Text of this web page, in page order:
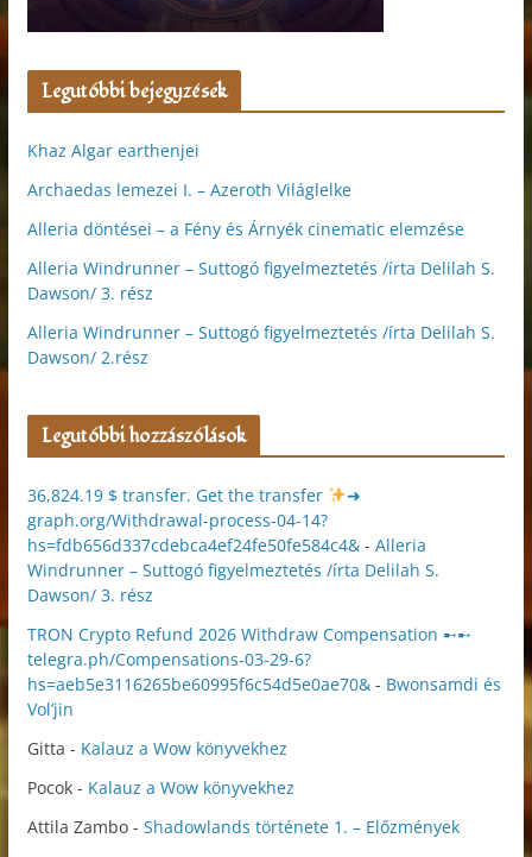
Legutóbbi bejegyzések
Khaz Algar earthenjei
Archaedas lemezei I. – Azeroth Világlelke
Alleria döntései – a Fény és Árnyék cinematic elemzése
Alleria Windrunner – Suttogó figyelmeztetés /írta Delilah S.
Dawson/ 3. rész
Alleria Windrunner – Suttogó figyelmeztetés /írta Delilah S.
Dawson/ 2.rész
Legutóbbi hozzászólások
36,824.19 $ transfer. Get the transfer
➜
graph.org/Withdrawal-process-04-14?
hs=fdb656d337cdebca4ef24fe50fe584c4&- Alleria
Windrunner – Suttogó figyelmeztetés /írta Delilah S.
Dawson/ 3. rész
TRON Crypto Refund 2026 Withdraw Compensation ➸➸
telegra.ph/Compensations-03-29-6?
hs=aeb5e3116265be60995f6c54d5e0ae70&- Bwonsamdi és
Vol’jin
Gitta - Kalauz a Wow könyvekhez
Pocok- Kalauz a Wow könyvekhez
Attila Zambo- Shadowlands története 1. – Előzmények